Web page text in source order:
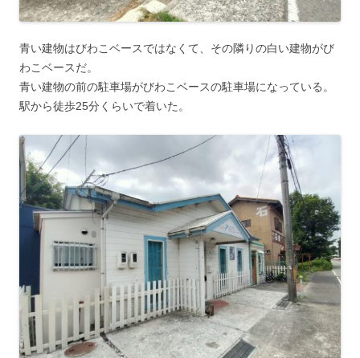
青い建物はびわこベースではなくて、その隣りの白い建物がび
わこベースだ。
青い建物の前の駐車場がびわこベースの駐車場になっている。
駅から徒歩25分くらいで着いた。